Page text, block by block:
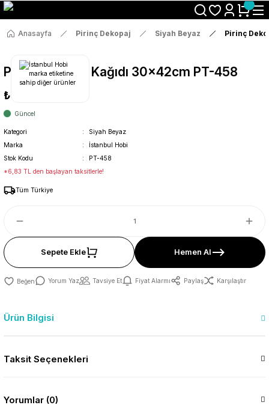
Size Özel "HG10" Koduyla Sepette Hemen %10 İndirimi Kaçırma
Anasayfa Pirinç Dekopaj Siyah Beyaz Pirinç
Pirinç Dekopaj Kağıdı 30x42cm PT-458
₺36
Güncel
Kategori
Siyah Beyaz
Marka
İstanbul Hobi
Stok Kodu
PT-458
*6,83 TL den başlayan taksitlerle!
Tüm Türkiye
Sepete Ekle Hemen Al
Yorum Yaz Tavsiye Et Fiyat Alarmı Paylaş Karşılaştır
Ürün Bilgisi
Taksit Seçenekleri
Yorumlar (0)